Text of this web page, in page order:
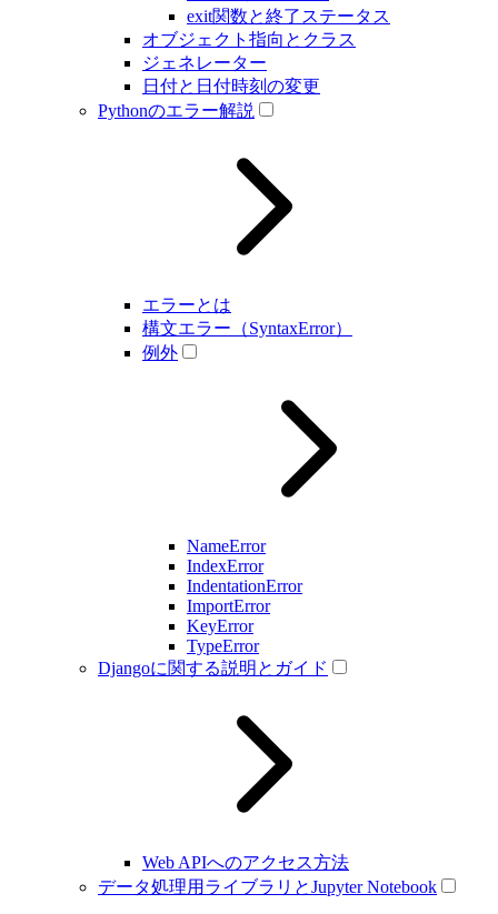
exit関数と終了ステータス
オブジェクト指向とクラス
ジェネレーター
日付と日付時刻の変更
Pythonのエラー解説
エラーとは
構文エラー（SyntaxError）
例外
NameError
IndexError
IndentationError
ImportError
KeyError
TypeError
Djangoに関する説明とガイド
Web APIへのアクセス方法
データ処理用ライブラリとJupyter Notebook